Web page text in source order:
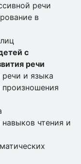
речи
в
с
речи
и языка
чтения и